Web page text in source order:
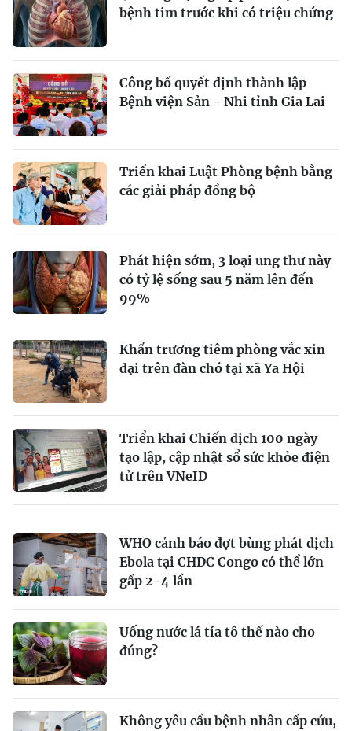
bệnh tim trước khi có triệu chứng
Công bố quyết định thành lập
Bệnh viện Sản - Nhi tỉnh Gia Lai
Triển khai Luật Phòng bệnh bằng
các giải pháp đồng bộ
Phát hiện sớm, 3 loại ung thư này
có tỷ lệ sống sau 5 năm lên đến
99%
Khẩn trương tiêm phòng vắc xin
dại trên đàn chó tại xã Ya Hội
Triển khai Chiến dịch 100 ngày
tạo lập, cập nhật sổ sức khỏe điện
tử trên VNeID
WHO cảnh báo đợt bùng phát dịch
Ebola tại CHDC Congo có thể lớn
gấp 2-4 lần
Uống nước lá tía tô thế nào cho
đúng?
Không yêu cầu bệnh nhân cấp cứu,